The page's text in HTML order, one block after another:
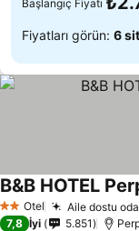
Başlangıç Fiyatı
Fiyatları görün: 6
2 Yıldız
Otel Aile dostu
B&B HOTEL
7,8 İyi 5.851